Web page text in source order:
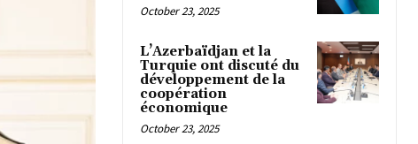
October 23, 2025
L’Azerbaïdjan et la
Turquie ont discuté du
développement de la
coopération
économique
October 23, 2025